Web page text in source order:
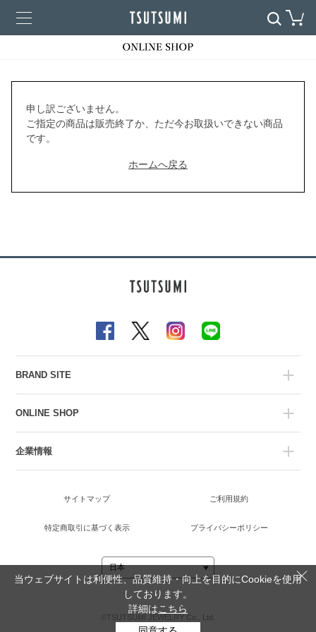
申し訳ございません。
ご指定の商品は販売終了か、ただ今お取扱いできない商品
です。
ホームへ戻る
BRAND SITE
ONLINE SHOP
企業情報
サイトマップ ご利用規約
特定商取引に基づく表示 プライバシーポリシー
©TSUTSUMI JEWELRY Co., Ltd.
当ウェブサイトは利便性、品質維持・向上を目的にCookieを使用
しております。
詳細はこちら